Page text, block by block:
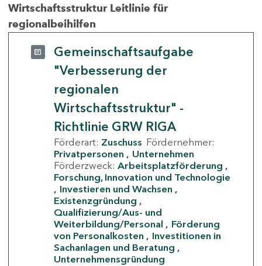
Wirtschaftsstruktur Leitlinie für
regionalbeihilfen
Gemeinschaftsaufgabe
"Verbesserung der
regionalen
Wirtschaftsstruktur" -
Richtlinie GRW RIGA
Förderart: Zuschuss Fördernehmer:
Privatpersonen
Unternehmen
Förderzweck: Arbeitsplatzförderung
Forschung, Innovation und Technologie
Investieren und Wachsen
Existenzgründung
Qualifizierung/Aus- und
Weiterbildung/Personal
Förderung
von Personalkosten
Investitionen in
Sachanlagen und Beratung
Unternehmensgründung